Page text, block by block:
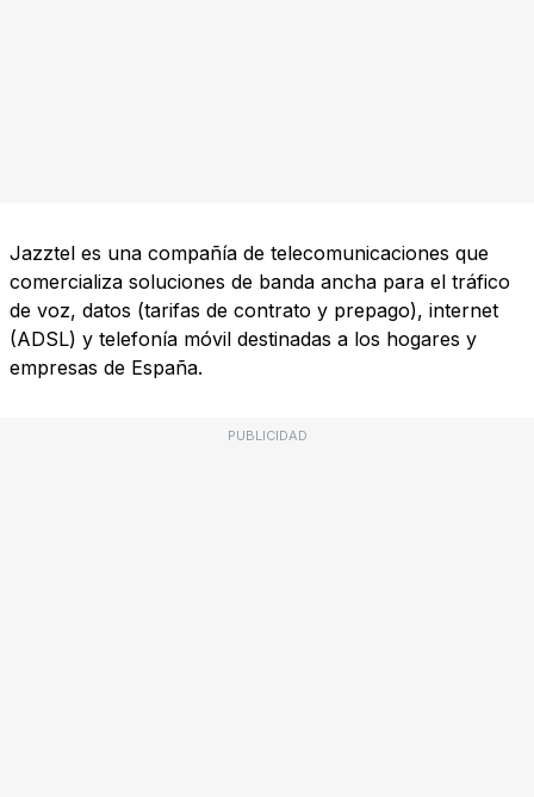
Jazztel es una compañía de telecomunicaciones que
comercializa soluciones de banda ancha para el tráfico
de voz, datos (tarifas de contrato y prepago), internet
(ADSL) y telefonía móvil destinadas a los hogares y
empresas de España.
PUBLICIDAD